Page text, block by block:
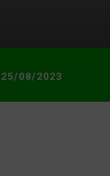
25/08/2023